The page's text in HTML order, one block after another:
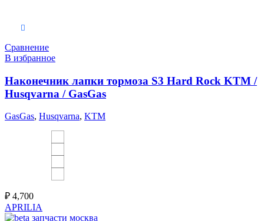
Сравнение
В избранное
Наконечник лапки тормоза S3 Hard Rock KTM /
Husqvarna / GasGas
GasGas, Husqvarna, KTM
₽ 4,700
APRILIA